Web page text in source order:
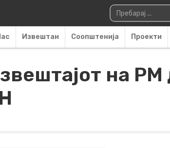
Пребарувај за:
Извештаи Соопштенија Проекти
на РМ